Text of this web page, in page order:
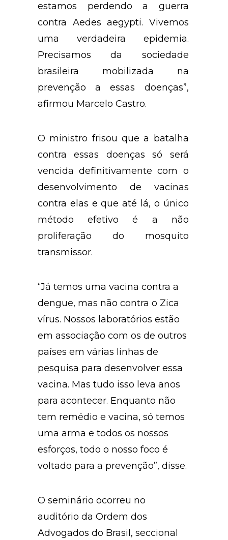
estamos perdendo a guerra
contra Aedes aegypti. Vivemos
uma verdadeira epidemia.
Precisamos da sociedade
brasileira mobilizada na
prevenção a essas doenças”,
afirmou Marcelo Castro.
O ministro frisou que a batalha
contra essas doenças só será
vencida definitivamente com o
desenvolvimento de vacinas
contra elas e que até lá, o único
método efetivo é a não
proliferação do mosquito
transmissor.
“Já temos uma vacina contra a
dengue, mas não contra o Zica
vírus. Nossos laboratórios estão
em associação com os de outros
países em várias linhas de
pesquisa para desenvolver essa
vacina. Mas tudo isso leva anos
para acontecer. Enquanto não
tem remédio e vacina, só temos
uma arma e todos os nossos
esforços, todo o nosso foco é
voltado para a prevenção”, disse.
O seminário ocorreu no
auditório da Ordem dos
Advogados do Brasil, seccional